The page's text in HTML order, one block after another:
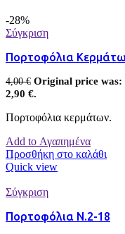
-28%
Σύγκριση
Πορτοφόλια
4,00€ Original price was:
2,90 €.
Πορτοφόλια κερμάτων.
Add to Αγαπημένα
Προσθήκη στο καλάθι
Quick view
Σύγκριση
Πορτοφόλια Ν.2-18